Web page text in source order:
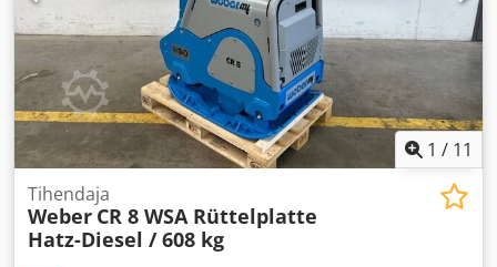
1 / 11
Tihendaja
Weber CR 8 WSA Rüttelplatte
Hatz-Diesel / 608 kg